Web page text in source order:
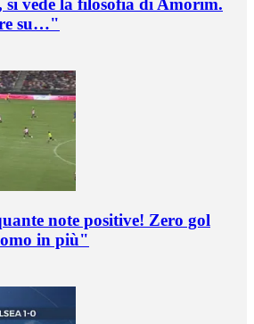
vede la filosofia di Amorim.
su…"
note positive! Zero gol
in più"